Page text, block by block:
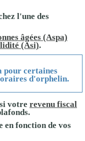
l'une des
âgées (Aspa)
(Asi).
pour certaines
d'orphelin.
votre revenu fiscal
.
en fonction de vos